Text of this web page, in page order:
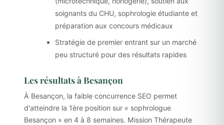
soignants du CHU, sophrologie étudiante et
préparation aux concours médicaux
Stratégie de premier entrant sur un marché
peu structuré pour des résultats rapides
Les résultats à Besançon
À Besançon, la faible concurrence SEO permet
d'atteindre la 1ère position sur « sophrologue
Besançon » en 4 à 8 semaines. Mission Thérapeute